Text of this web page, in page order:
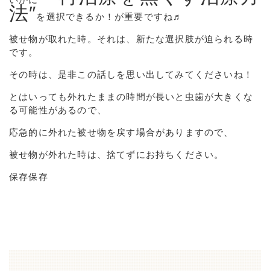
法″を選択できるか！が重要ですね♬
被せ物が取れた時。それは、新たな選択肢が迫られる時
です。
その時は、是非この話しを思い出してみてくださいね！
とはいっても外れたままの時間が長いと虫歯が大きくな
る可能性があるので、
応急的に外れた被せ物を戻す場合がありますので、
被せ物が外れた時は、捨てずにお持ちください。
保存保存